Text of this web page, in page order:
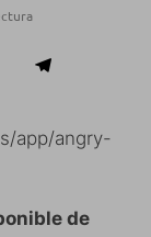
app/angry-
de